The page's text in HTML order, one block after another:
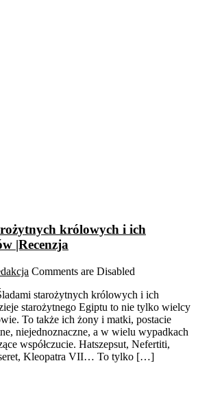
królowych i ich
|Recenzja
Comments are Disabled
starożytnych królowych i ich
starożytnego Egiptu to nie tylko wielcy
To także ich żony i matki, postacie
niejednoznaczne, a w wielu wypadkach
współczucie. Hatszepsut, Nefertiti,
Kleopatra VII… To tylko […]